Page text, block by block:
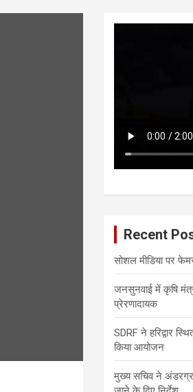
Recent
सोशल मीडिया पर
जनसुनवाई में कृषि
प्रेरणादायक
SDRF ने हरिद्वार
किया आयोजन
मुख्य सचिव ने